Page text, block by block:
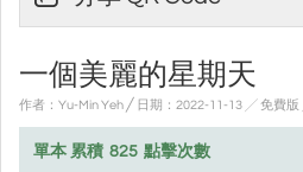
一個美麗的星期天
作者：Yu-Min Yeh ╱ 日期：2022-11-13 ╱ 免費版
單本 累積 825 點擊次數